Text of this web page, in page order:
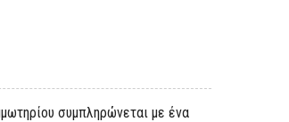
συμπληρώνεται με ένα